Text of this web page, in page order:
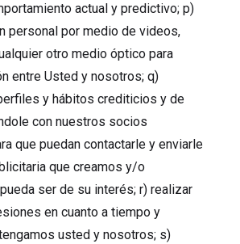
actual y predictivo; p)
personal por medio de videos,
otro medio óptico para
entre Usted y nosotros; q)
y hábitos crediticios y de
con nuestros socios
que puedan contactarle y enviarle
que creamos y/o
ser de su interés; r) realizar
en cuanto a tiempo y
usted y nosotros; s)